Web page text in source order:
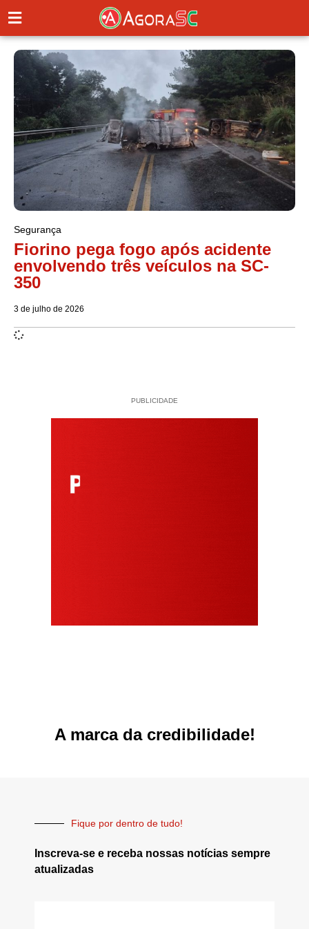
Segurança
Fiorino pega fogo após acidente
envolvendo três veículos na SC-
350
3 de julho de 2026
PUBLICIDADE
A marca da credibilidade!
Fique por dentro de tudo!
Inscreva-se e receba nossas notícias sempre
atualizadas